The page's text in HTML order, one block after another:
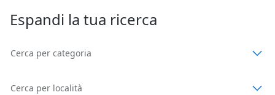
Espandi la tua ricerca
Cerca per categoria
Cerca per località